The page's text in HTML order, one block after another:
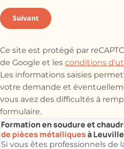
Suivant
Ce site est protégé par
de Google et lesconditions
Les informations saisies
votre demande et
vous avez des difficultés à
formulaire.
Formation en soudure et
de pièces métalliquesà
Si vous êtes professionnels de